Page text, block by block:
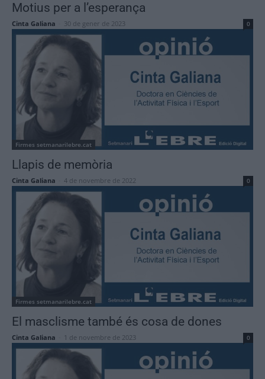
Motius per a l’esperança
Cinta Galiana 30 de gener de 2023 0
Firmes setmanarilebre.cat
Llapis de memòria
Cinta Galiana 4 de novembre de 2022 0
Firmes setmanarilebre.cat
El masclisme també és cosa de dones
Cinta Galiana 1 de novembre de 2023 0